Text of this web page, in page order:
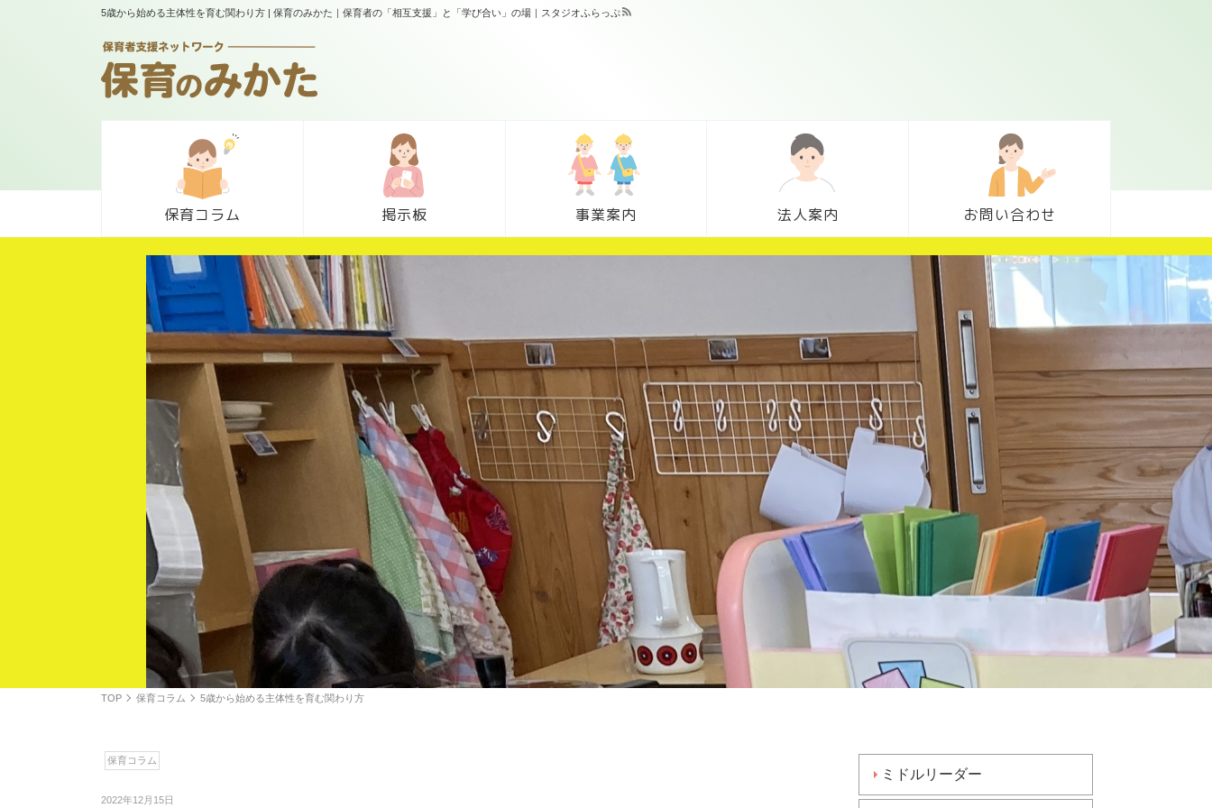
5歳から始める主体性を育む関わり方 | 保育のみかた｜保育者の「相互支援」と「学び合い」の場｜スタジオふらっぷ
保育コラム 掲示板 事業案内 法人案内 お問い合わせ
TOP 保育コラム 5歳から始める主体性を育む関わり方
保育コラム
2022年12月15日
ミドルリーダー